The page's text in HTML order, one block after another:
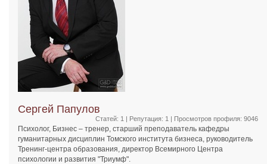
Сергей Папулов
Статей: 1 | Репутация: 1 | Просмотров профиля: 9046
Психолог, Бизнес – тренер, старший преподаватель кафедры
гуманитарных дисциплин Томского института бизнеса, руководитель
Тренинг-центра образования, директор Всемирного Центра
психологии и развития "Триумф".